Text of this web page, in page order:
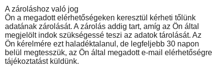
A zároláshoz való jog
Ön a megadott elérhetőségeken keresztül kérheti tőlünk
adatának zárolását. A zárolás addig tart, amíg az Ön által
megjelölt indok szükségessé teszi az adatok tárolását. Az
Ön kérelmére ezt haladéktalanul, de legfeljebb 30 napon
belül megtesszük, az Ön által megadott e-mail elérhetőségre
tájékoztatást küldünk.